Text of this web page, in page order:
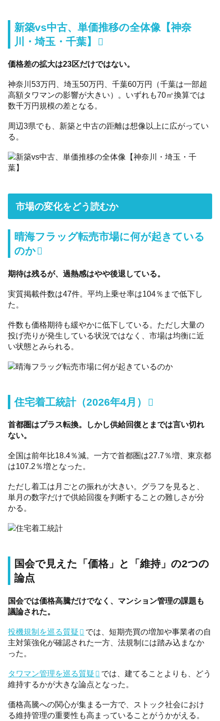
新築vs中古、単価推移の全体像【神奈
川・埼玉・千葉】
価格差の拡大は23区だけではない。
神奈川53万円、埼玉50万円、千葉60万円（千葉は一部超
高額タワマンの影響が大きい）。いずれも70㎡換算では
数千万円規模の差となる。
周辺3県でも、新築と中古の距離は想像以上に広がってい
る。
市場の変化をどう読むか
晴海フラッグ転売市場に何が起きている
のか
期待は残るが、過熱感はやや後退している。
実質掲載件数は47件。平均上乗せ率は104％まで低下し
た。
件数も価格期待も緩やかに低下している。ただし大量の
投げ売りが発生している状況ではなく、市場は均衡に近
い状態とみられる。
住宅着工統計（2026年4月）
首都圏はプラス転換。しかし供給回復とまでは言い切れ
ない。
全国は前年比18.4％減。一方で首都圏は27.7％増、東京都
は107.2％増となった。
ただし着工は月ごとの振れが大きい。グラフを見ると、
単月の数字だけで供給回復を判断することの難しさが分
かる。
国会で見えた「価格」と「維持」の2つの
論点
国会では価格高騰だけでなく、マンション管理の課題も
議論された。
投機規制を巡る質疑
では、短期売買の増加や事業者の自
主対策強化が確認された一方、法規制には踏み込まなか
った。
タワマン管理を巡る質疑
では、建てることよりも、どう
維持するかが大きな論点となった。
価格高騰への関心が集まる一方で、ストック社会におけ
る維持管理の重要性も高まっていることがうかがえる。